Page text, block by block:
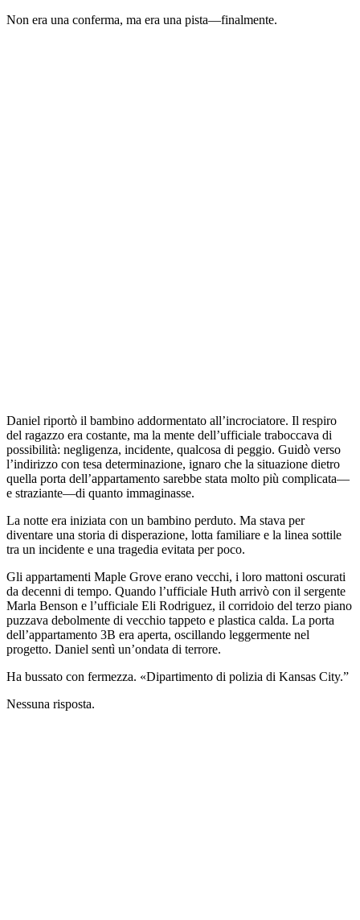
Non era una conferma, ma era una pista—finalmente.
Daniel riportò il bambino addormentato all’incrociatore. Il respiro
del ragazzo era costante, ma la mente dell’ufficiale traboccava di
possibilità: negligenza, incidente, qualcosa di peggio. Guidò verso
l’indirizzo con tesa determinazione, ignaro che la situazione dietro
quella porta dell’appartamento sarebbe stata molto più complicata—
e straziante—di quanto immaginasse.
La notte era iniziata con un bambino perduto. Ma stava per
diventare una storia di disperazione, lotta familiare e la linea sottile
tra un incidente e una tragedia evitata per poco.
Gli appartamenti Maple Grove erano vecchi, i loro mattoni oscurati
da decenni di tempo. Quando l’ufficiale Huth arrivò con il sergente
Marla Benson e l’ufficiale Eli Rodriguez, il corridoio del terzo piano
puzzava debolmente di vecchio tappeto e plastica calda. La porta
dell’appartamento 3B era aperta, oscillando leggermente nel
progetto. Daniel sentì un’ondata di terrore.
Ha bussato con fermezza. «Dipartimento di polizia di Kansas City.”
Nessuna risposta.